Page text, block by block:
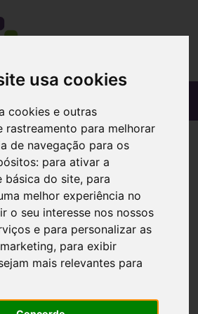
usa cookies
cookies e outras
rastreamento para melhorar
de navegação para os
para ativar a
básica do site, para
melhor experiência no
o seu interesse nos nossos
e para personalizar as
, para exibir
mais relevantes para